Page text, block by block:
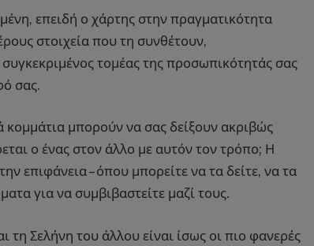
επειδή ο χάρτης στην πραγματικότητα
στοιχεία που τη συνθέτουν,
τομέας της προσωπικότητάς σας
σας.
μπορούν να σας δείξουν ακριβώς
ο ένας στον άλλο με αυτόν τον τρόπο; Η
επιφάνεια – όπου μπορείτε να τα δείτε, να τα
για να συμβιβαστείτε μαζί τους.
Σελήνη του άλλου είναι ίσως οι πιο φανερές